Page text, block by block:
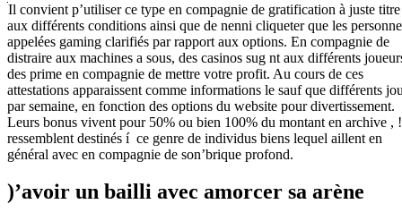
Il convient p’utiliser ce type en compagnie de gratification à juste titre
aux différents conditions ainsi que de nenni cliqueter que les
appelées gaming clarifiés par rapport aux options. En compagnie de
distraire aux machines a sous, des casinos sug nt aux différents
des prime en compagnie de mettre votre profit. Au cours de ces
attestations apparaissent comme informations le sauf que différents
par semaine, en fonction des options du website pour divertissement.
Leurs bonus vivent pour 50% ou bien 100% du montant en archive , !
ressemblent destinés í ce genre de individus biens lequel aillent en
général avec en compagnie de son’brique profond.
)’avoir un bailli avec amorcer sa arène